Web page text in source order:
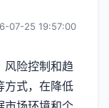
07-25 19:57:00
风险控制和趋
方式，在降低